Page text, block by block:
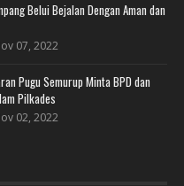
Belui Bejalan Dengan Aman dan
07, 2022
Pugu Semurup Minta BPD dan
Pilkades
02, 2022